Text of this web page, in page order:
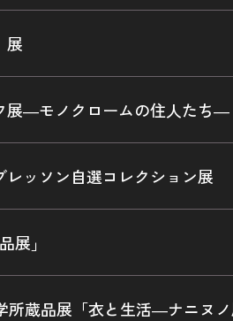
展
展―モノクロームの住人たち―
ッソン自選コレクション展
展」
蔵品展「衣と生活―ナニヌノ